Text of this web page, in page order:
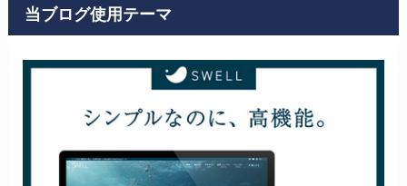
当ブログ使用テーマ